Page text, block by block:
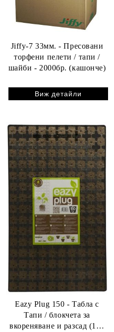
Jiffy-7 33мм. - Пресовани
торфени пелети / тапи /
шайби - 2000бр. (кашонче)
Виж детайли
Eazy Plug 150 - Табла с
Тапи / блокчета за
вкореняване и разсад (150